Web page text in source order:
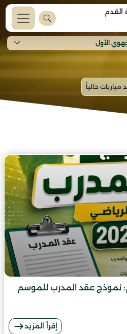
القدم
الأول
نموذج عقد المدرب للموسم
إقرأ المزيد